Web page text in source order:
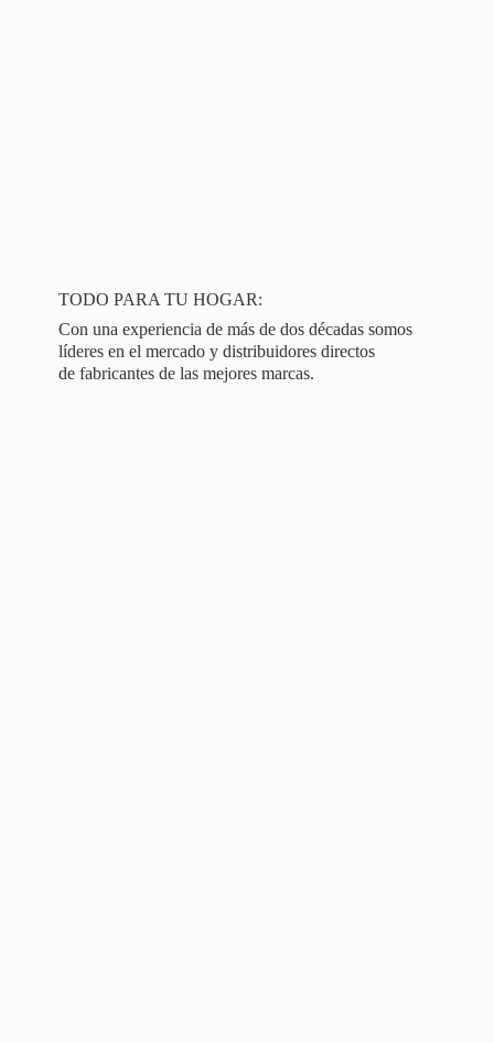
TODO PARA TU HOGAR:
Con una experiencia de más de dos décadas somos
líderes en el mercado y distribuidores directos
de fabricantes de las mejores marcas.